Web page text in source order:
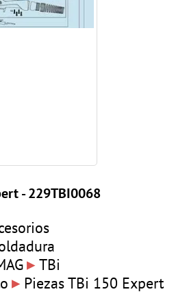
- 229TBI0068
▸ TBi
▸ Piezas TBi 150 Expert